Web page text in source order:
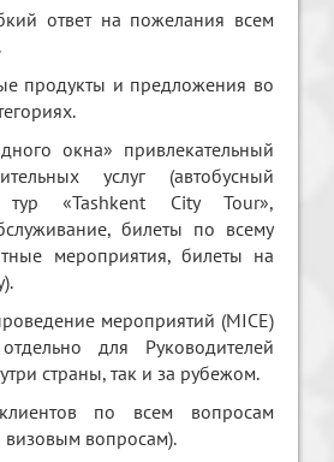
ответ на пожелания всем
продукты и предложения во
окна» привлекательный
услуг (автобусный
тур «Tashkent City Tour»,
билеты по всему
мероприятия, билеты на
мероприятий (MICE)
для Руководителей
страны, так и за рубежом.
по всем вопросам
визовым вопросам).